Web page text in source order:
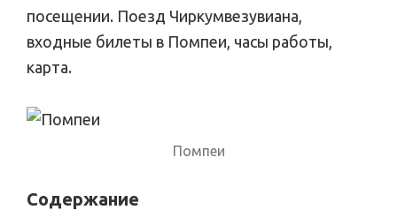
посещении. Поезд Чиркумвезувиана,
входные билеты в Помпеи, часы работы,
карта.
Помпеи
Содержание